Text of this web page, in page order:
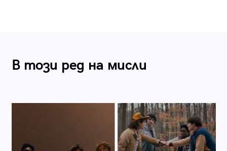
В този ред на мисли